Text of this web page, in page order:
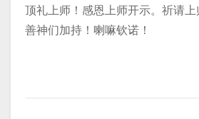
顶礼上师！感恩上师开示。祈请
善神们加持！喇嘛钦诺！